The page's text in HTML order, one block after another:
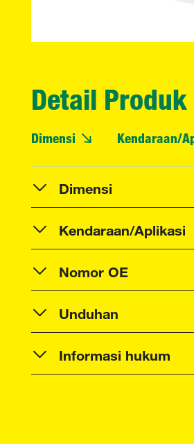
Detail Produk
Dimensi Kendaraan/
Dimensi
Kendaraan/Aplikasi
Nomor OE
Unduhan
Informasi hukum